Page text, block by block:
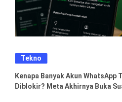
Tekno
Kenapa Banyak Akun WhatsApp
Diblokir? Meta Akhirnya Buka